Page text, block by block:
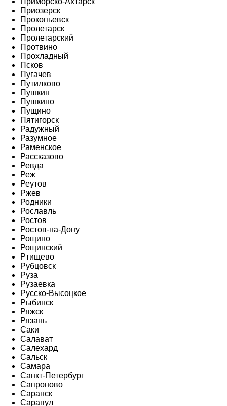
Приозерск
Прокопьевск
Пролетарск
Пролетарский
Протвино
Прохладный
Псков
Пугачев
Путилково
Пушкин
Пушкино
Пущино
Пятигорск
Радужный
Разумное
Раменское
Рассказово
Ревда
Реж
Реутов
Ржев
Родники
Рославль
Ростов
Ростов-на-Дону
Рощино
Рощинский
Ртищево
Рубцовск
Руза
Рузаевка
Русско-Высоцкое
Рыбинск
Ряжск
Рязань
Саки
Салават
Салехард
Сальск
Самара
Санкт-Петербург
Сапроново
Саранск
Сарапул